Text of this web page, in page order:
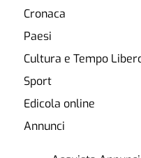
Cronaca
Paesi
Cultura e Tempo
Sport
Edicola online
Annunci